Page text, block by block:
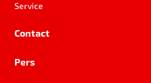
Service
Contact
Pers